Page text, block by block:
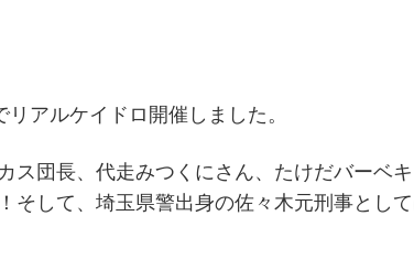
アルケイドロ開催しました。
ス団長、代走みつくにさん、たけだバーベ
そして、埼玉県警出身の佐々木元刑事とし